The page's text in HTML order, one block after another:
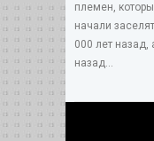
племен,
начали
000 лет
назад...